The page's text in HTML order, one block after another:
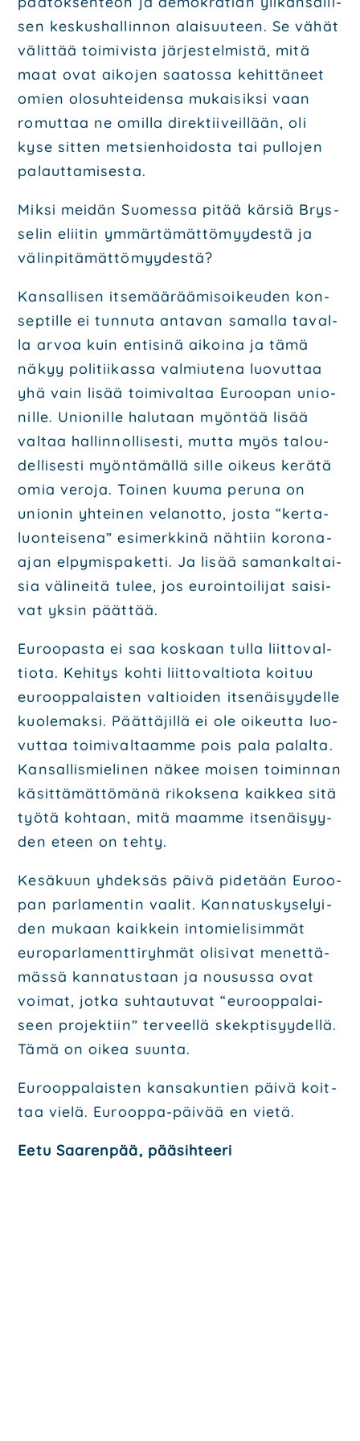
sen kes­kus­hal­lin­non alai­suu­teen. Se vähät
välit­tää toi­mi­vis­ta jär­jes­tel­mis­tä, mitä
maat ovat aiko­jen saa­tos­sa kehit­tä­neet
omien olo­suh­tei­den­sa mukai­sik­si vaan
romut­taa ne omil­la direk­tii­veil­lään, oli
kyse sit­ten met­sien­hoi­dos­ta tai pul­lo­jen
palaut­ta­mi­ses­ta.
Mik­si mei­dän Suo­mes­sa pitää kär­siä Brys­
se­lin elii­tin ymmär­tä­mät­tö­myy­des­tä ja
välin­pi­tä­mät­tö­myy­des­tä?
Kan­sal­li­sen itse­mää­rää­mi­soi­keu­den kon­
sep­til­le ei tun­nu­ta anta­van samal­la taval­
la arvoa kuin enti­si­nä aikoi­na ja tämä
näkyy poli­tii­kas­sa val­miu­te­na luo­vut­taa
yhä vain lisää toi­mi­val­taa Euroo­pan unio­
nil­le. Unio­nil­le halu­taan myön­tää lisää
val­taa hal­lin­nol­li­ses­ti, mut­ta myös talou­
del­li­ses­ti myön­tä­mäl­lä sil­le oikeus kerä­tä
omia vero­ja. Toi­nen kuu­ma peru­na on
unio­nin yhtei­nen velan­ot­to, jos­ta “ker­ta­
luon­tei­se­na” esi­merk­ki­nä näh­tiin koro­na-
ajan elpy­mis­pa­ket­ti. Ja lisää saman­kal­tai­
sia väli­nei­tä tulee, jos euroin­toi­li­jat sai­si­
vat yksin päät­tää.
Euroo­pas­ta ei saa kos­kaan tul­la liit­to­val­
tio­ta. Kehi­tys koh­ti liit­to­val­tio­ta koi­tuu
euroop­pa­lais­ten val­tioi­den itse­näi­syy­del­le
kuo­le­mak­si. Päät­tä­jil­lä ei ole oikeut­ta luo­
vut­taa toi­mi­val­taam­me pois pala palal­ta.
Kan­sal­lis­mie­li­nen näkee moi­sen toi­min­nan
käsit­tä­mät­tö­mä­nä rikok­se­na kaik­kea sitä
työ­tä koh­taan, mitä maam­me itse­näi­syy­
den eteen on teh­ty.
Kesä­kuun yhdek­säs päi­vä pide­tään Euroo­
pan par­la­men­tin vaa­lit. Kan­na­tus­ky­se­lyi­
den mukaan kaik­kein into­mie­li­sim­mät
euro­par­la­ment­ti­ryh­mät oli­si­vat menet­tä­
mäs­sä kan­na­tus­taan ja nousus­sa ovat
voi­mat, jot­ka suh­tau­tu­vat “euroop­pa­lai­
seen pro­jek­tiin” ter­veel­lä skekp­ti­syy­del­lä.
Tämä on oikea suun­ta.
Euroop­pa­lais­ten kan­sa­kun­tien päi­vä koit­
taa vie­lä. Euroop­pa-päi­vää en vie­tä.
Eetu Saa­ren­pää, pää­sih­tee­ri